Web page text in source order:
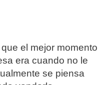
el mejor momento
era cuando no le
se piensa